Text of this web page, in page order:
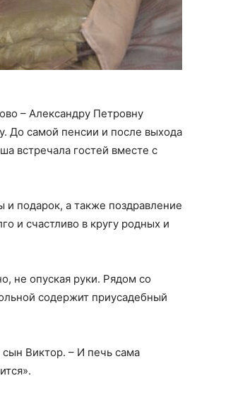
– Александру Петровну
До самой пенсии и после выхода
встречала гостей вместе с
подарок, а также поздравление
и счастливо в кругу родных и
не опуская руки. Рядом со
содержит приусадебный
Виктор. – И печь сама